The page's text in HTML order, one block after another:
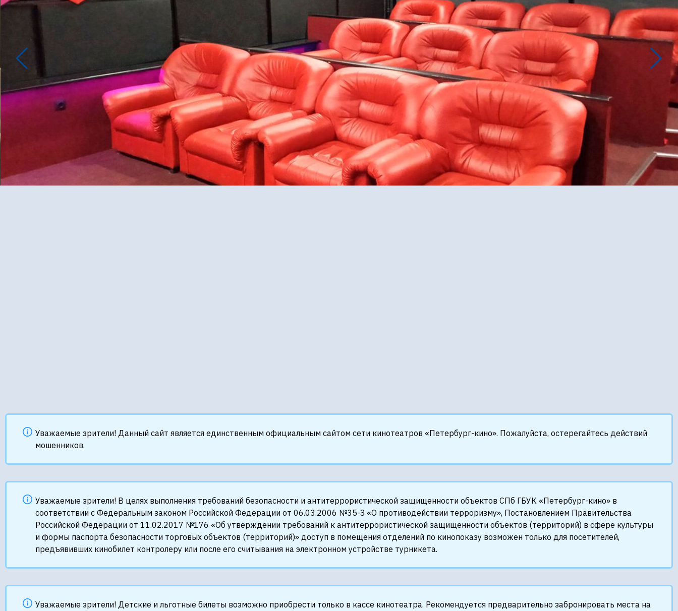
Уважаемые зрители! Данный сайт является единственным официальным сайтом сети кинотеатров «Петербург-кино». Пожалуйста, остерегайтесь действий
мошенников.
Уважаемые зрители! В целях выполнения требований безопасности и антитеррористической защищенности объектов СПб ГБУК «Петербург-кино» в
соответствии с Федеральным законом Российской Федерации от 06.03.2006 №35-З «О противодействии терроризму», Постановлением Правительства
Российской Федерации от 11.02.2017 №176 «Об утверждении требований к антитеррористической защищенности объектов (территорий) в сфере культуры
и формы паспорта безопасности торговых объектов (территорий)» доступ в помещения отделений по кинопоказу возможен только для посетителей,
предъявивших кинобилет контролеру или после его считывания на электронном устройстве турникета.
Уважаемые зрители! Детские и льготные билеты возможно приобрести только в кассе кинотеатра. Рекомендуется предварительно забронировать места на